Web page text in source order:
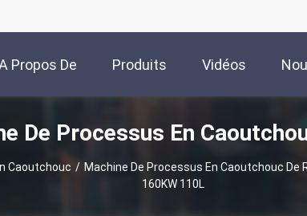
Propos De
Nous
Produits Vidéos
De Processus En
Caoutchouc / Machine De Processus En Caoutchouc
160KW 110L